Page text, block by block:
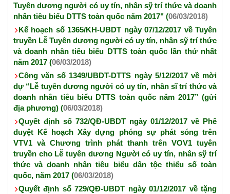
Tuyên dương người có uy tín, nhân sỹ trí thức và doanh
nhân tiêu biểu DTTS toàn quốc năm 2017" (06/03/2018)
Kế hoạch số 1365/KH-UBDT ngày 07/12/2017 về Tuyên
truyền Lễ Tuyên dương người có uy tín, nhân sỹ trí thức
và doanh nhân tiêu biểu DTTS toàn quốc lần thứ nhất
năm 2017 (06/03/2018)
Công văn số 1349/UBDT-DTTS ngày 5/12/2017 về mời
dự “Lễ tuyên dương người có uy tín, nhân sĩ trí thức và
doanh nhân tiêu biểu DTTS toàn quốc năm 2017” (gửi
địa phương) (06/03/2018)
Quyết định số 732/QĐ-UBDT ngày 01/12/2017 về Phê
duyệt Kế hoạch Xây dựng phóng sự phát sóng trên
VTV1 và Chương trình phát thanh trên VOV1 tuyên
truyền cho Lễ tuyên dương Người có uy tín, nhân sỹ trí
thức và doanh nhân tiêu biểu dân tộc thiểu số toàn
quốc, năm 2017 (06/03/2018)
Quyết định số 729/QĐ-UBDT ngày 01/12/2017 về tặng